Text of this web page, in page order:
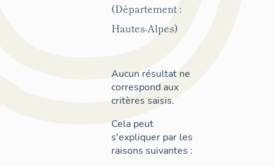
(Département :
Hautes-Alpes)
Aucun résultat ne
correspond aux
critères saisis.
Cela peut
s'expliquer par les
raisons suivantes :